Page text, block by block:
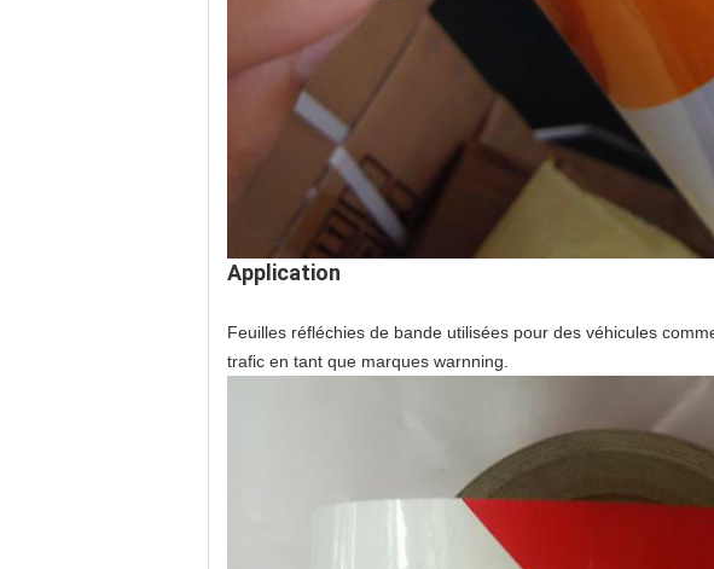
Application
Feuilles réfléchies de bande utilisées pour des véhicules
trafic en tant que marques warnning.